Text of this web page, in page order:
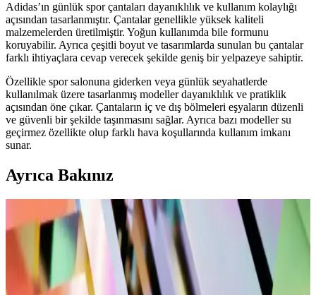
Adidas’ın günlük spor çantaları dayanıklılık ve kullanım kolaylığı
açısından tasarlanmıştır. Çantalar genellikle yüksek kaliteli
malzemelerden üretilmiştir. Yoğun kullanımda bile formunu
koruyabilir. Ayrıca çeşitli boyut ve tasarımlarda sunulan bu çantalar
farklı ihtiyaçlara cevap verecek şekilde geniş bir yelpazeye sahiptir.
Özellikle spor salonuna giderken veya günlük seyahatlerde
kullanılmak üzere tasarlanmış modeller dayanıklılık ve pratiklik
açısından öne çıkar. Çantaların iç ve dış bölmeleri eşyaların düzenli
ve güvenli bir şekilde taşınmasını sağlar. Ayrıca bazı modeller su
geçirmez özellikte olup farklı hava koşullarında kullanım imkanı
sunar.
Ayrıca Bakınız
Spor Çanta Modelleri: Büyük ve Orta Boy
Seçeneklerin Karşılaştırması ve Kullanım Alanları
Büyük ve orta boy spor çantalarının özellikleri, kullanım alanları ve
seçim ipuçlarıyla, ihtiyaçlarınıza en uygun modeli belirlemenize
yardımcı oluyoruz.